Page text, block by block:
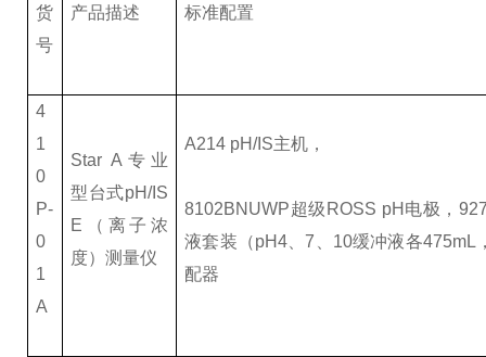
货
号
产品描述 标准配置
4
1
0
P-
0
1
A
Star A 专业
型台式pH/IS
E（离子浓
度）测量仪
A214 pH/IS主机，
8102BNUWP超级ROSS pH电极，
液套装（pH4、7、10缓冲液各475mL
配器